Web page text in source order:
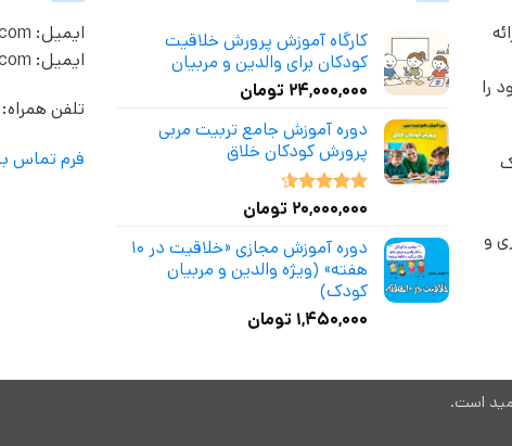
ارائه
را
و
کارگاه آموزش پرورش خلاقیت
کودکان برای والدین و مربیان
۲۴,۰۰۰,۰۰۰ تومان
دوره آموزش جامع تربیت مربی
پرورش کودکان خلاق
نمره4.50
۲۰,۰۰۰,۰۰۰ تومان
دوره آموزش مجازی «خلاقیت در ۱۰
هفته» (ویژه والدین و مربیان
کودک)
۱,۴۵۰,۰۰۰ تومان
ایمیل: moalemekhalagh@gmail.com
ایمیل: info@moalemekhalagh.com
تلفن همراه: 09125662125
فرم تماس
است.